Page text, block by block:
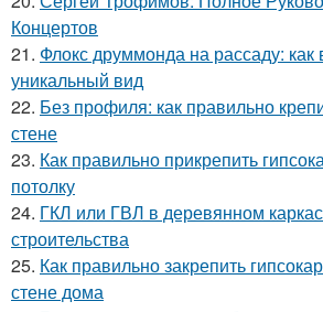
Концертов
21. Флокс друммонда на рассаду:
уникальный вид
22. Без профиля: как правильно
стене
23. Как правильно прикрепить
потолку
24. ГКЛ или ГВЛ в деревянном
строительства
25. Как правильно закрепить
стене дома